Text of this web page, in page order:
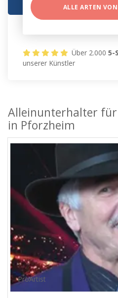
ALLE ARTEN
Über 2.0005-
unserer Künstler
Alleinunterhalter
in Pforzheim
ProArtist